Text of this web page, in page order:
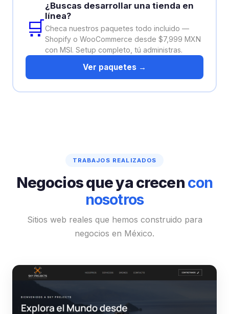
🛒
¿Buscas desarrollar una tienda en
línea?
Checa nuestros paquetes todo incluido —
Shopify o WooCommerce desde $7,999 MXN
con MSI. Setup completo, tú administras.
Ver paquetes →
TRABAJOS REALIZADOS
Negocios que ya crecen con
nosotros
Sitios web reales que hemos construido para
negocios en México.